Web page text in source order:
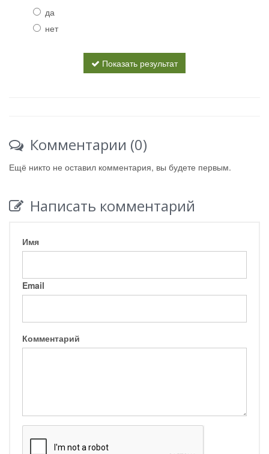
да
нет
Показать результат
Комментарии (0)
Ещё никто не оставил комментария, вы будете первым.
Написать комментарий
Имя
Email
Комментарий